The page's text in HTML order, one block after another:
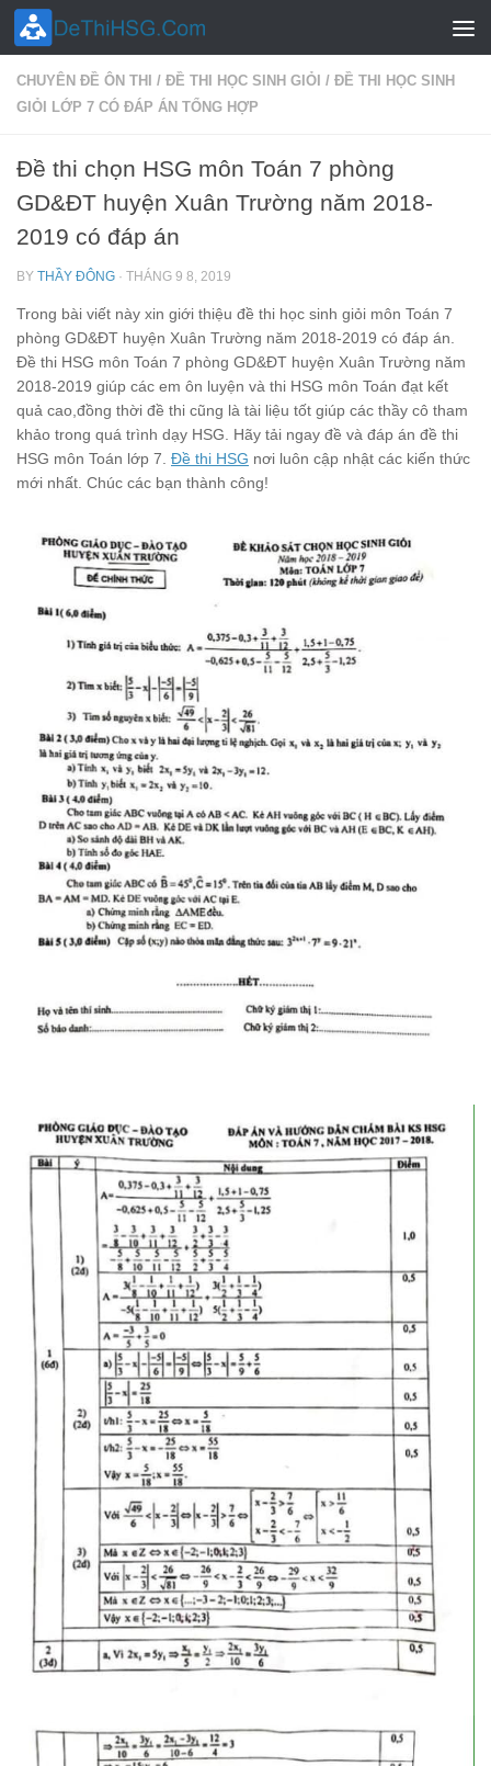
Skip to content
CHUYÊN ĐỀ ÔN THI / ĐỀ THI HỌC SINH GIỎI / ĐỀ THI HỌC SINH
GIỎI LỚP 7 CÓ ĐÁP ÁN TỔNG HỢP
Đề thi chọn HSG môn Toán 7 phòng
GD&ĐT huyện Xuân Trường năm 2018-
2019 có đáp án
BY THẦY ĐÔNG · THÁNG 9 8, 2019
Trong bài viết này xin giới thiệu đề thi học sinh giỏi môn Toán 7
phòng GD&ĐT huyện Xuân Trường năm 2018-2019 có đáp án.
Đề thi HSG môn Toán 7 phòng GD&ĐT huyện Xuân Trường năm
2018-2019 giúp các em ôn luyện và thi HSG môn Toán đạt kết
quả cao,đồng thời đề thi cũng là tài liệu tốt giúp các thầy cô tham
khảo trong quá trình dạy HSG. Hãy tải ngay đề và đáp án đề thi
HSG môn Toán lớp 7. Đề thi HSG nơi luôn cập nhật các kiến thức
mới nhất. Chúc các bạn thành công!